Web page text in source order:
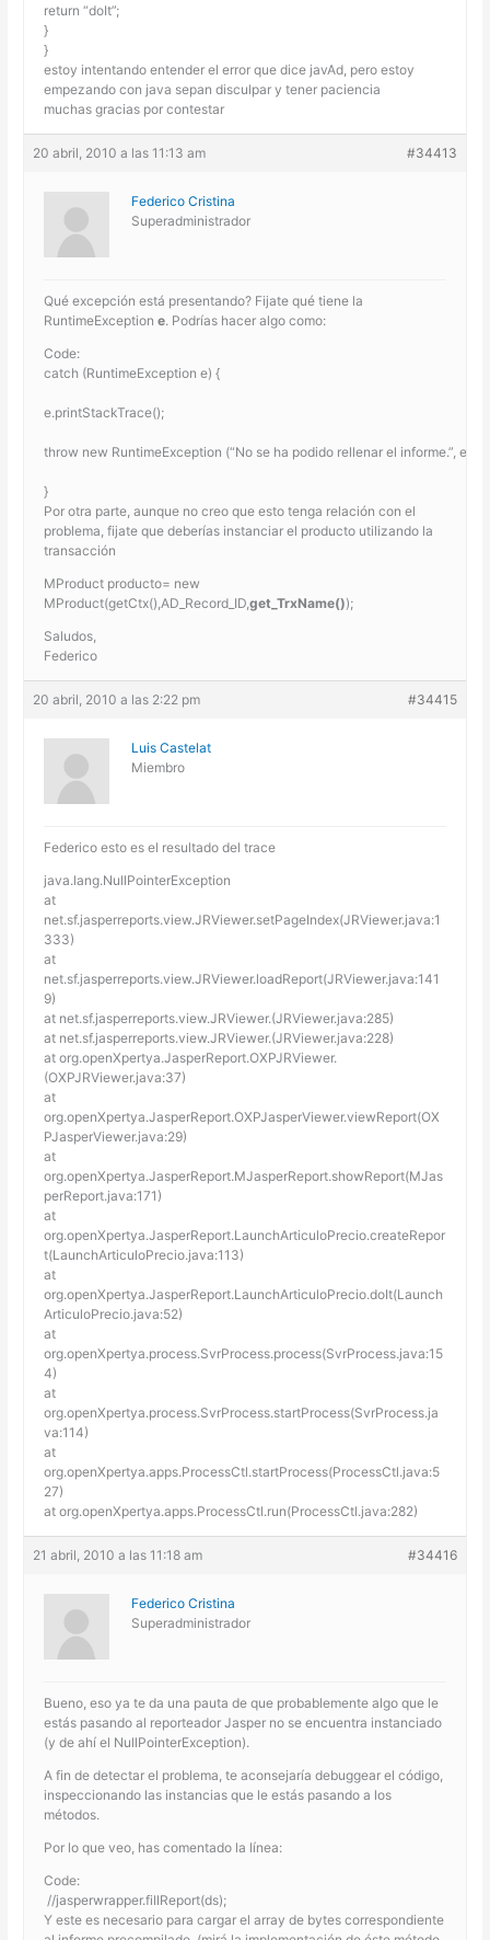
return “doIt”;
}
}
estoy intentando entender el error que dice javAd, pero estoy
empezando con java sepan disculpar y tener paciencia
muchas gracias por contestar
20 abril, 2010 a las 11:13 am #34413
Federico Cristina
Superadministrador
Qué excepción está presentando? Fijate qué tiene la
RuntimeExceptione. Podrías hacer algo como:
Code:
catch (RuntimeException e) {
e.printStackTrace();
throw new RuntimeException (“No se ha podido rellenar el informe.”, e);
}
Por otra parte, aunque no creo que esto tenga relación con el
problema, fijate que deberías instanciar el producto utilizando la
transacción
MProduct producto= new
MProduct(getCtx(),AD_Record_ID,get_TrxName());
Saludos,
Federico
20 abril, 2010 a las 2:22 pm #34415
Luis Castelat
Miembro
Federico esto es el resultado del trace
java.lang.NullPointerException
at
net.sf.jasperreports.view.JRViewer.setPageIndex(JRViewer.java:1
333)
at
net.sf.jasperreports.view.JRViewer.loadReport(JRViewer.java:141
9)
at net.sf.jasperreports.view.JRViewer.(JRViewer.java:285)
at net.sf.jasperreports.view.JRViewer.(JRViewer.java:228)
at org.openXpertya.JasperReport.OXPJRViewer.
(OXPJRViewer.java:37)
at
org.openXpertya.JasperReport.OXPJasperViewer.viewReport(OX
PJasperViewer.java:29)
at
org.openXpertya.JasperReport.MJasperReport.showReport(MJas
perReport.java:171)
at
org.openXpertya.JasperReport.LaunchArticuloPrecio.createRepor
t(LaunchArticuloPrecio.java:113)
at
org.openXpertya.JasperReport.LaunchArticuloPrecio.doIt(Launch
ArticuloPrecio.java:52)
at
org.openXpertya.process.SvrProcess.process(SvrProcess.java:15
4)
at
org.openXpertya.process.SvrProcess.startProcess(SvrProcess.ja
va:114)
at
org.openXpertya.apps.ProcessCtl.startProcess(ProcessCtl.java:5
27)
at org.openXpertya.apps.ProcessCtl.run(ProcessCtl.java:282)
21 abril, 2010 a las 11:18 am #34416
Federico Cristina
Superadministrador
Bueno, eso ya te da una pauta de que probablemente algo que le
estás pasando al reporteador Jasper no se encuentra instanciado
(y de ahí el NullPointerException).
A fin de detectar el problema, te aconsejaría debuggear el código,
inspeccionando las instancias que le estás pasando a los
métodos.
Por lo que veo, has comentado la línea:
Code:
//jasperwrapper.fillReport(ds);
Y este es necesario para cargar el array de bytes correspondiente